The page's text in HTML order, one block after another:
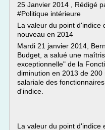
25 Janvier 2014 , Rédigé
#Politique intérieure
La valeur du point d'indice
nouveau en 2014
Mardi 21 janvier 2014,
Budget, a salué une
exceptionnelle" de la
diminution en 2013 de
salariale des
d'indice.
La valeur du point d'indice